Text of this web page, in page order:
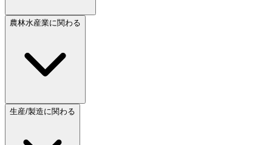
農林水産業に関わる
生産/製造に関わる